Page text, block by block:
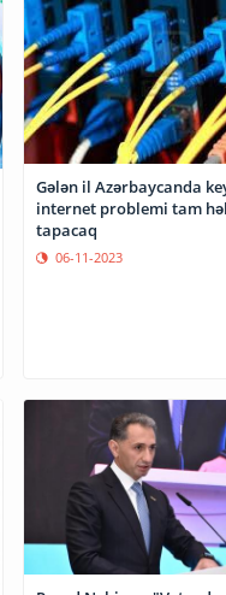
Gələn il Azərbaycanda
internet problemi tam
tapacaq
06-11-2023